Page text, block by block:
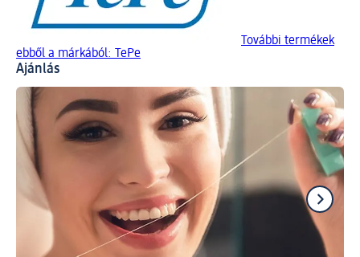
További termékek
ebből a márkából: TePe
Ajánlás